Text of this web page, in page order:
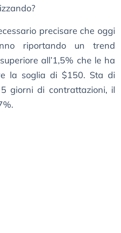
precisare che oggi
riportando un trend
all’1,5% che le ha
la soglia di $150. Sta di
giorni di contrattazioni, il